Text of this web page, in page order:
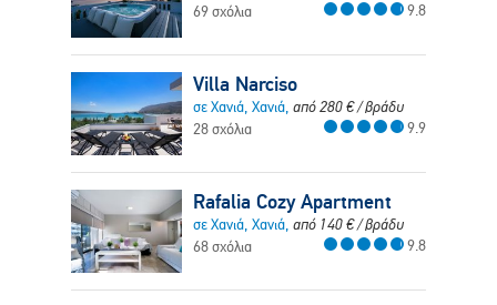
69 σχόλια
9.8
Villa Narciso
σε Χανιά, Χανιά, από280€/ βράδυ
28 σχόλια
9.9
Rafalia Cozy Apartment
σε Χανιά, Χανιά, από 140€/ βράδυ
68 σχόλια
9.8